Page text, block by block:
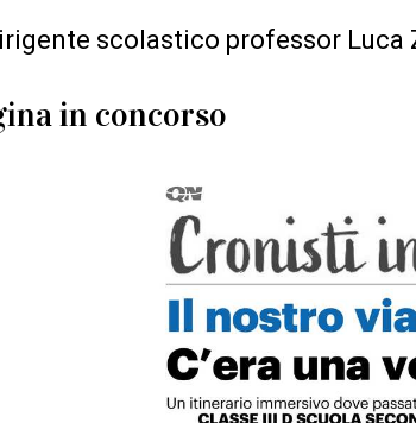
scolastico professor Luca
in concorso